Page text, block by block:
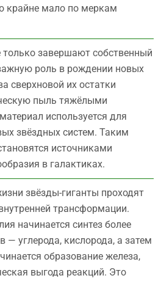
крайне мало по меркам
только завершают собственный
роль в рождении новых
сверхновой их остатки
пыль тяжёлыми
используется для
звёздных систем. Таким
источниками
в галактиках.
звёзды-гиганты проходят
трансформации.
начинается синтез более
— углерода, кислорода, а затем
образование железа,
выгода реакций. Это